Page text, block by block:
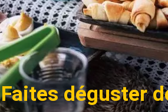
Faites déguster